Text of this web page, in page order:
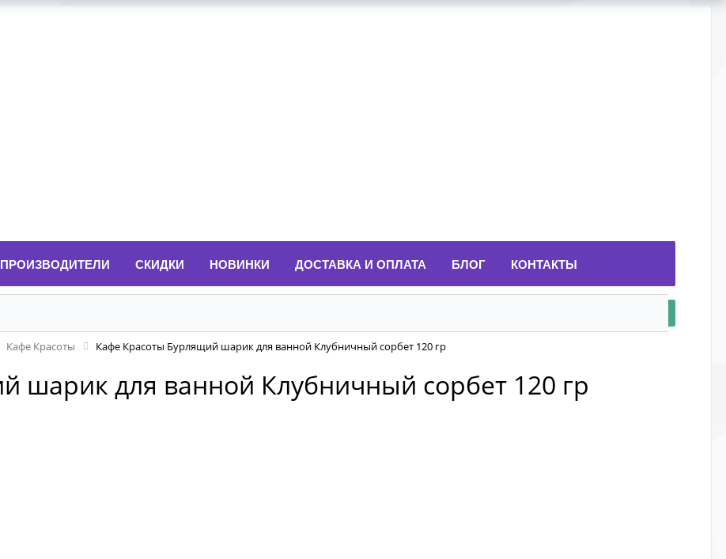
ПРОИЗВОДИТЕЛИ СКИДКИ НОВИНКИ ДОСТАВКА И ОПЛАТА БЛОГ КОНТАКТЫ
Кафе Красоты Кафе Красоты Бурлящий шарик для ванной Клубничный сорбет 120 гр
шарик для ванной Клубничный сорбет 120 гр